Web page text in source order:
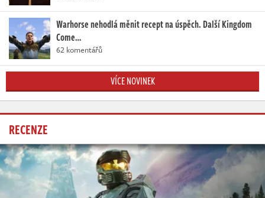
Warhorse nehodlá měnit recept na úspěch. Další Kingdom
Come…
62 komentářů
VÍCE NOVINEK
RECENZE